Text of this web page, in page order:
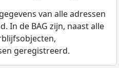
van alle adressen
In de BAG zijn, naast alle
geregistreerd.